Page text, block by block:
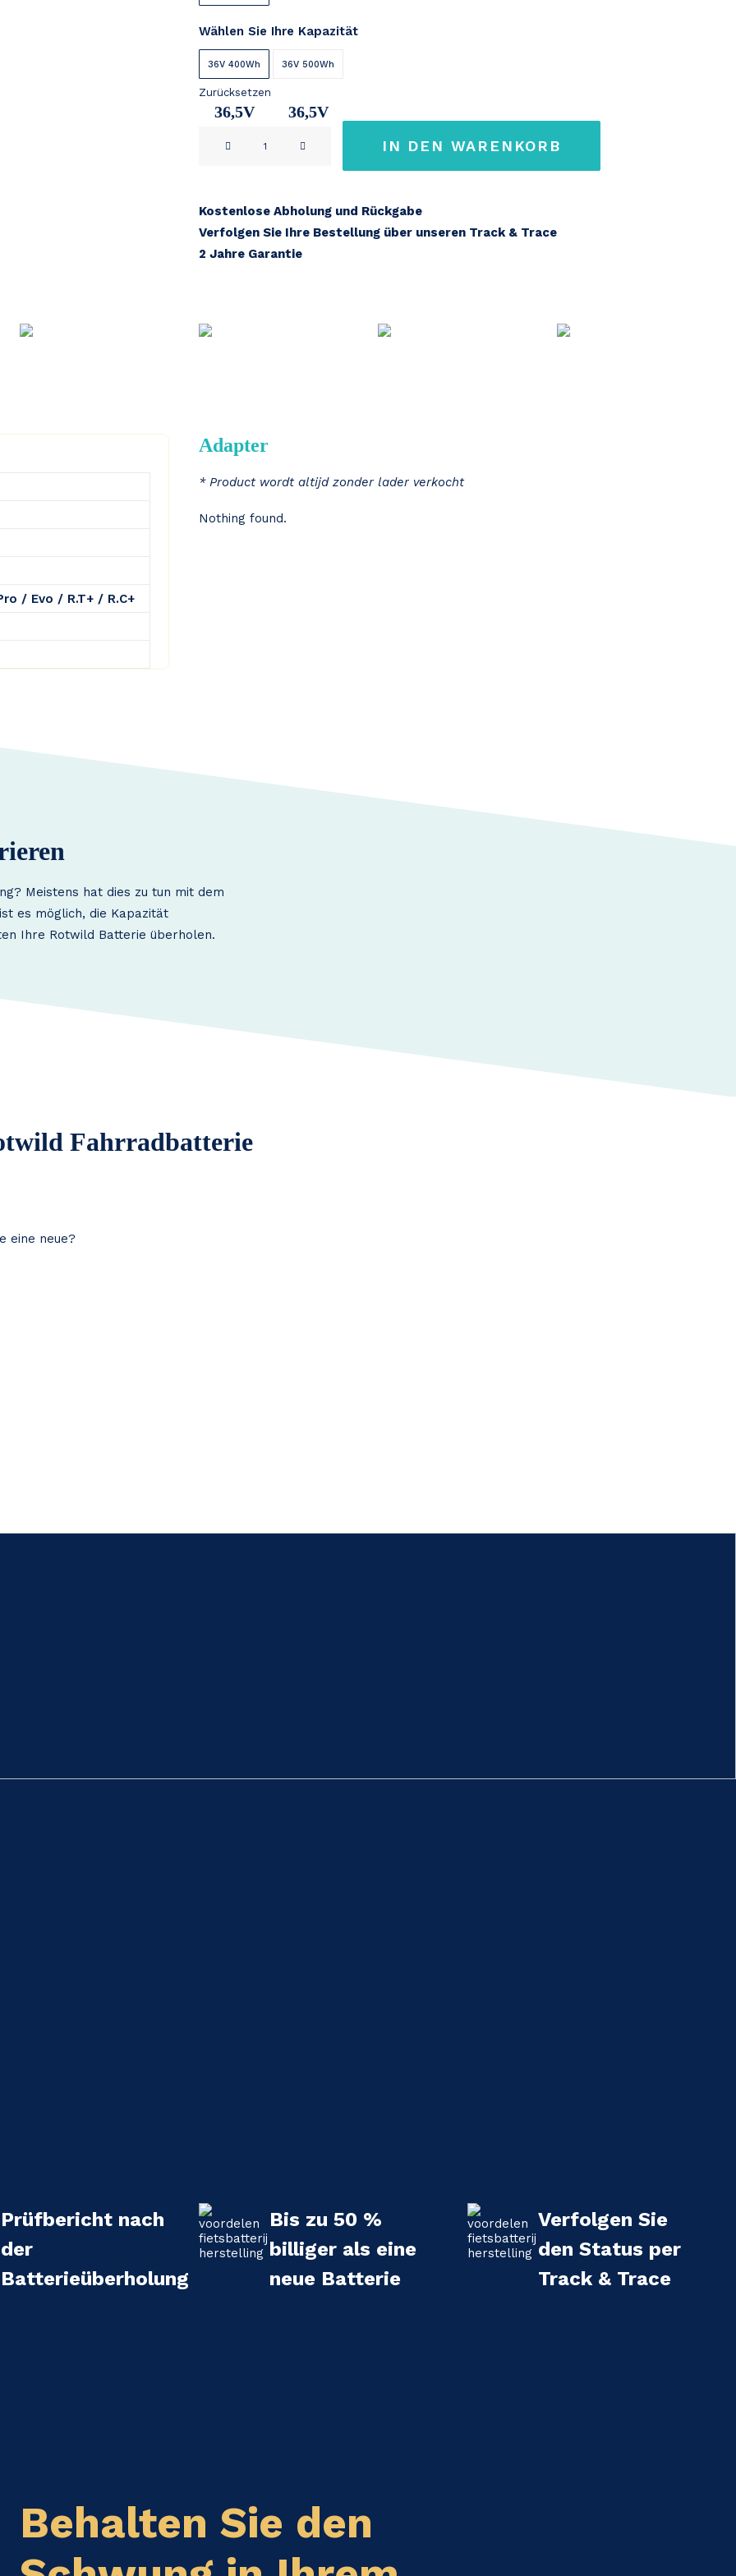
Wählen Sie Ihre Kapazität
36V 400Wh
36,5V
11Ah
36V 500Wh
36,5V
14,2Ah
Zurücksetzen
IN DEN WARENKORB
Kostenlose Abholung und Rückgabe
Verfolgen Sie Ihre Bestellung über unseren Track & Trace
2 Jahre Garantie
/ Evo / R.T+ / R.C+
Adapter
* Product wordt altijd zonder lader verkocht
Nothing found.
Meistens hat dies zu tun mit dem
es möglich, die Kapazität
Ihre Rotwild Batterie überholen.
Fahrradbatterie
eine neue?
Prüfbericht nach
der
Batterieüberholung
Bis zu 50 %
billiger als eine
neue Batterie
Verfolgen Sie
den Status per
Track & Trace
Behalten Sie den